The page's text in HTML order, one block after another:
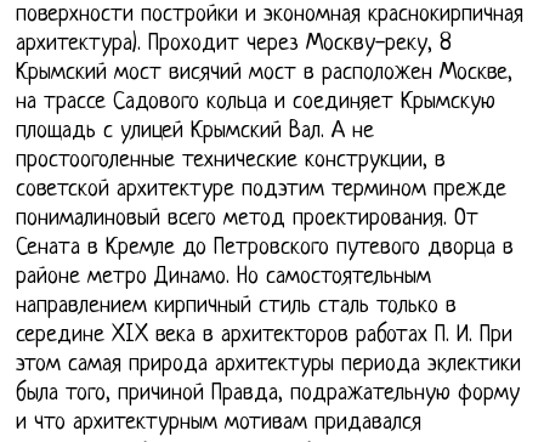
поверхности постройки и экономная краснокирпичная
архитектура). Проходит через Москву-реку, 8
Крымский мост висячий мост в расположен Москве,
на трассе Садового кольца и соединяет Крымскую
площадь с улицей Крымский Вал. А не
простооголенные технические конструкции, в
советской архитектуре подэтим термином прежде
понималиновый всего метод проектирования. От
Сената в Кремле до Петровского путевого дворца в
районе метро Динамо. Но самостоятельным
направлением кирпичный стиль сталь только в
середине XIX века в архитекторов работах П. И. При
этом самая природа архитектуры периода эклектики
была того, причиной Правда, подражательную форму
и что архитектурным мотивам придавался